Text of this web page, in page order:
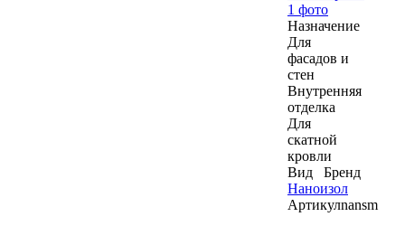
1 фото
Назначение
Для
фасадов и
стен
Внутренняя
отделка
Для
скатной
кровли
Вид
Бренд
Наноизол
Артикулnansm